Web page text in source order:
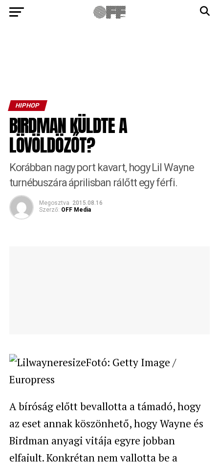
HIPHOP
BIRDMAN KÜLDTE A
LÖVÖLDÖZŐT?
Korábban nagy port kavart, hogy Lil Wayne
turnébuszára áprilisban rálőtt egy férfi.
Megosztva 2015.08.16
Szerző: OFF Media
Fotó: Getty Image /
Europress
A bíróság előtt bevallotta a támadó, hogy
az eset annak köszönhető, hogy Wayne és
Birdman anyagi vitája egyre jobban
elfajult. Konkrétan nem vallotta be a